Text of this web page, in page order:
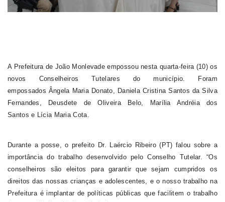
A Prefeitura de João Monlevade empossou nesta quarta-feira (10) os
novos Conselheiros Tutelares do município. Foram
empossados Ângela Maria Donato, Daniela Cristina Santos da Silva
Fernandes, Deusdete de Oliveira Belo, Marília Andréia dos
Santos e Lícia Maria Cota.
Durante a posse, o prefeito Dr. Laércio Ribeiro (PT) falou sobre a
importância do trabalho desenvolvido pelo Conselho Tutelar. “Os
conselheiros são eleitos para garantir que sejam cumpridos os
direitos das nossas crianças e adolescentes, e o nosso trabalho na
Prefeitura é implantar de políticas públicas que facilitem o trabalho